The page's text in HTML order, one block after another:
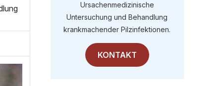
Ursachenmedizinische
Untersuchung und Behandlung
krankmachender Pilzinfektionen.
KONTAKT